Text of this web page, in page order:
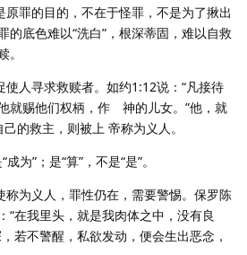
罪的目的，不在于怪罪，不是为了揪出
的底色难以“洗白”，根深蒂固，难以自救
人寻求救赎者。如约1:12说：“凡接待
就赐他们权柄，作 神的儿女。”他，就
的救主，则被上 帝称为义人。
为”；是“算”，不是“是”。
为义人，罪性仍在，需要警惕。保罗陈
“在我里头，就是我肉体之中，没有良
若不警醒，私欲发动，便会生出恶念，